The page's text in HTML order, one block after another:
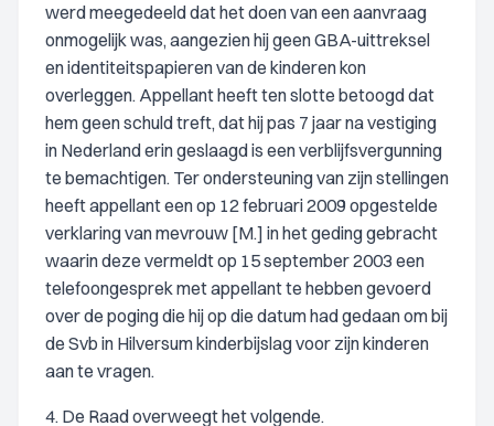
werd meegedeeld dat het doen van een aanvraag
onmogelijk was, aangezien hij geen GBA-uittreksel
en identiteitspapieren van de kinderen kon
overleggen. Appellant heeft ten slotte betoogd dat
hem geen schuld treft, dat hij pas 7 jaar na vestiging
in Nederland erin geslaagd is een verblijfsvergunning
te bemachtigen. Ter ondersteuning van zijn stellingen
heeft appellant een op 12 februari 2009 opgestelde
verklaring van mevrouw [M.] in het geding gebracht
waarin deze vermeldt op 15 september 2003 een
telefoongesprek met appellant te hebben gevoerd
over de poging die hij op die datum had gedaan om bij
de Svb in Hilversum kinderbijslag voor zijn kinderen
aan te vragen.
4. De Raad overweegt het volgende.